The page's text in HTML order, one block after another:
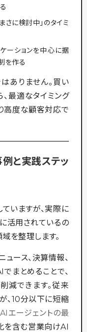
さに検討中」のタイミ
ーションを中心に据
を作る
ありません。買い
最適なタイミング
高度な顧客対応で
と実践ステッ
いますが、実際に
活用されているの
を整理します。
ュース、決算情報、
まとめることで、
減できます。従来
、10分以下に短縮
AIエージェントの最
を含む営業向けAI